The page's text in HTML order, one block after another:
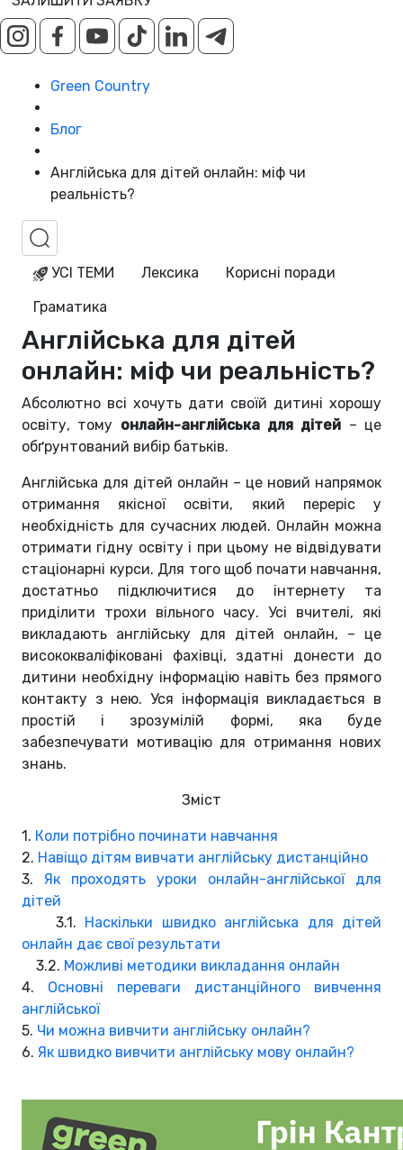
Green Country
Блог
Англійська для дітей онлайн: міф чи
реальність?
УСІ ТЕМИ Лексика
Корисні поради
Граматика
Англійська для дітей
онлайн: міф чи реальність?
Абсолютно всі хочуть дати своїй дитині хорошу
освіту, тому онлайн-англійська для дітей – це
обґрунтований вибір батьків.
Англійська для дітей онлайн – це новий напрямок
отримання якісної освіти, який переріс у
необхідність для сучасних людей. Онлайн можна
отримати гідну освіту і при цьому не відвідувати
стаціонарні курси. Для того щоб почати навчання,
достатньо підключитися до інтернету та
приділити трохи вільного часу. Усі вчителі, які
викладають англійську для дітей онлайн, – це
висококваліфіковані фахівці, здатні донести до
дитини необхідну інформацію навіть без прямого
контакту з нею. Уся інформація викладається в
простій і зрозумілій формі, яка буде
забезпечувати мотивацію для отримання нових
знань.
Зміст
1. Коли потрібно починати навчання
2. Навіщо дітям вивчати англійську дистанційно
3. Як проходять уроки онлайн-англійської для
дітей
3.1. Наскільки швидко англійська для дітей
онлайн дає свої результати
3.2. Можливі методики викладання онлайн
4. Основні переваги дистанційного вивчення
англійської
5. Чи можна вивчити англійську онлайн?
6. Як швидко вивчити англійську мову онлайн?